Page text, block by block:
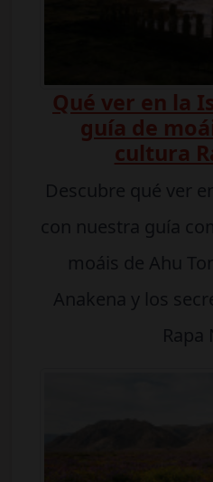
Qué ver en la
guía de
cultura
Descubre qué ver
con nuestra guía
moáis de Ahu
Anakena y los
Rapa